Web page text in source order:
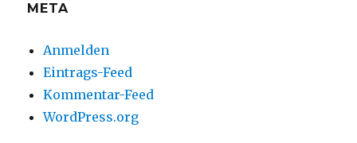
META
Anmelden
Eintrags-Feed
Kommentar-Feed
WordPress.org